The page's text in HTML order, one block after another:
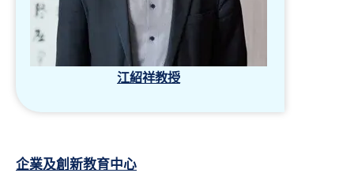
江紹祥教授
企業及創新教育中心